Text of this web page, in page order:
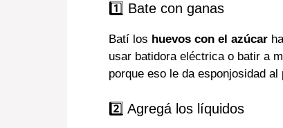
1️⃣ Bate con ganas
Batí los huevos con el azúcar
usar batidora eléctrica o batir a
porque eso le da esponjosidad al
2️⃣ Agregá los líquidos